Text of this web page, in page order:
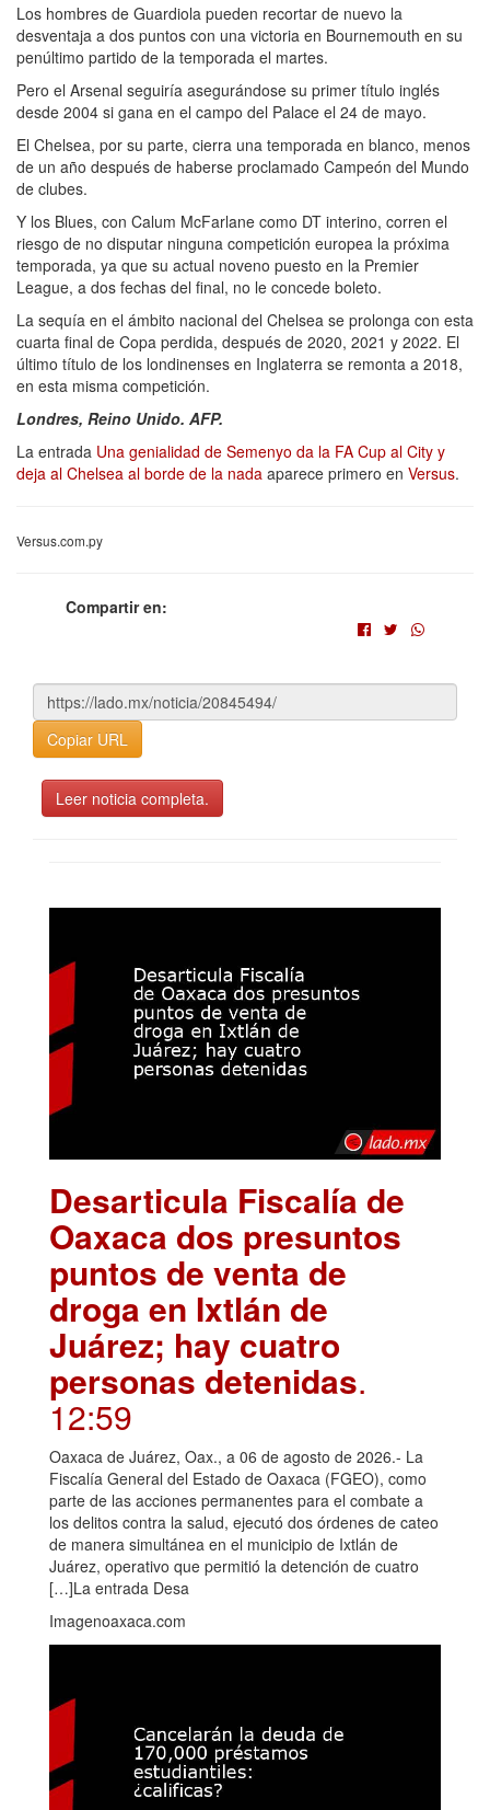
Los hombres de Guardiola pueden recortar de nuevo la
desventaja a dos puntos con una victoria en Bournemouth en su
penúltimo partido de la temporada el martes.
Pero el Arsenal seguiría asegurándose su primer título inglés
desde 2004 si gana en el campo del Palace el 24 de mayo.
El Chelsea, por su parte, cierra una temporada en blanco, menos
de un año después de haberse proclamado Campeón del Mundo
de clubes.
Y los Blues, con Calum McFarlane como DT interino, corren el
riesgo de no disputar ninguna competición europea la próxima
temporada, ya que su actual noveno puesto en la Premier
League, a dos fechas del final, no le concede boleto.
La sequía en el ámbito nacional del Chelsea se prolonga con esta
cuarta final de Copa perdida, después de 2020, 2021 y 2022. El
último título de los londinenses en Inglaterra se remonta a 2018,
en esta misma competición.
Londres, Reino Unido. AFP.
La entrada Una genialidad de Semenyo da la FA Cup al City y
deja al Chelsea al borde de la nada aparece primero en Versus.
Versus.com.py
Compartir en:
Copiar URL
Leer noticia completa.
Desarticula Fiscalía de
Oaxaca dos presuntos
puntos de venta de
droga en Ixtlán de
Juárez; hay cuatro
personas detenidas.
12:59
Oaxaca de Juárez, Oax., a 06 de agosto de 2026.- La
Fiscalía General del Estado de Oaxaca (FGEO), como
parte de las acciones permanentes para el combate a
los delitos contra la salud, ejecutó dos órdenes de cateo
de manera simultánea en el municipio de Ixtlán de
Juárez, operativo que permitió la detención de cuatro
[…]La entrada Desa
Imagenoaxaca.com